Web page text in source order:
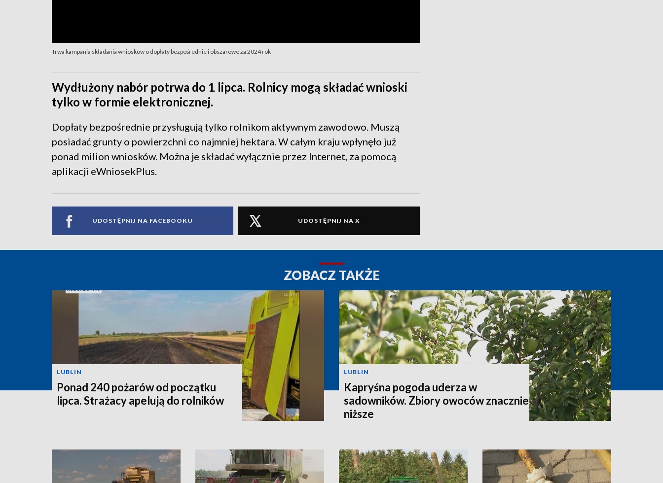
Trwa kampania składania wniosków o dopłaty bezpośrednie i obszarowe za 2024 rok
Wydłużony nabór potrwa do 1 lipca. Rolnicy mogą składać wnioski
tylko w formie elektronicznej.
Dopłaty bezpośrednie przysługują tylko rolnikom aktywnym zawodowo. Muszą
posiadać grunty o powierzchni co najmniej hektara. W całym kraju wpłynęło już
ponad milion wniosków. Można je składać wyłącznie przez Internet, za pomocą
aplikacji eWniosekPlus.
UDOSTĘPNIJ NA FACEBOOKU UDOSTĘPNIJ NA X
ZOBACZ TAKŻE
LUBLIN
Ponad 240 pożarów od początku
lipca. Strażacy apelują do rolników
LUBLIN
Kapryśna pogoda uderza w
sadowników. Zbiory owoców znacznie
niższe